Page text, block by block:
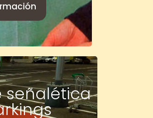
señalética